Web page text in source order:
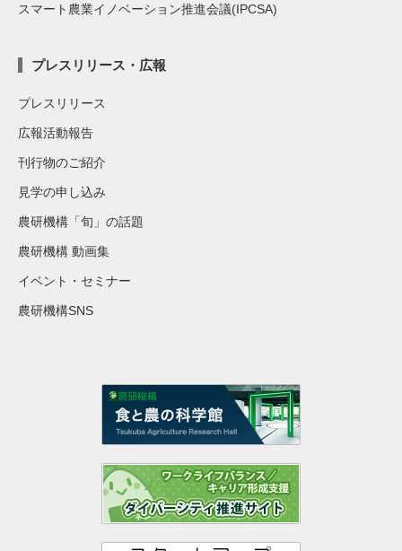
スマート農業イノベーション推進会議(IPCSA)
プレスリリース・広報
プレスリリース
広報活動報告
刊行物のご紹介
見学の申し込み
農研機構「旬」の話題
農研機構 動画集
イベント・セミナー
農研機構SNS